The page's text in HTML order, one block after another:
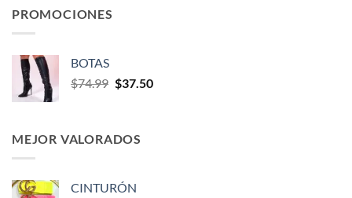
PROMOCIONES
BOTAS
$74.99 $37.50
MEJOR VALORADOS
CINTURÓN